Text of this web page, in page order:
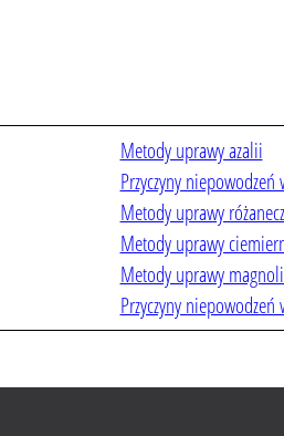
Metody uprawy azalii
Przyczyny
Metody uprawy
Metody uprawy
Metody uprawy
Przyczyny